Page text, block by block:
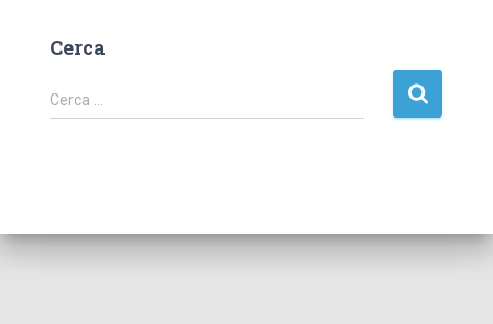
Cerca
R
i
a
Cerca …